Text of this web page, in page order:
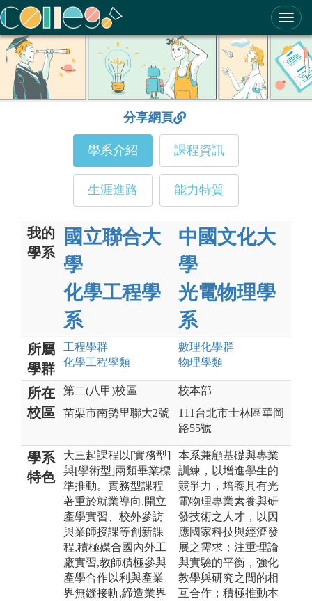
ColleGo! 大學選才與高中育才輔助系統
分享網頁
學系介紹 課程資訊
生涯進路 能力特質
我的
學系
國立聯合大
學
化學工程學
系
中國文化大
學
光電物理學
系
所屬
學群
工程學群
化學工程學類
數理化學群
物理學類
所在
校區
第二(八甲)校區
苗栗市南勢里聯大2號
校本部
111台北市士林區華岡
路55號
學系
特色
大三起課程以[實務型]
與[學術型]兩類畢業標
準推動。實務型課程
著重於就業導向,開立
產學實習、校外參訪
與業師授課等創新課
程,積極媒合國內外工
廠實習,教師積極參與
產學合作以利與產業
界無縫接軌,締造業界
本系兼顧基礎與專業
訓練，以增進學生的
競爭力，培養具有光
電物理專業素養與研
發技術之人才，以因
應國家科技與經濟發
展之需求；注重理論
與實驗的平衡，強化
教學與研究之間的相
互合作；積極推動本